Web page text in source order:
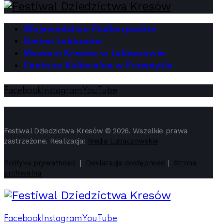
Województwo Podkarpackie
Gmina Lubaczów
Muzeum Kresów w Lubaczowie
Centrum Kulturalne w Przemyślu
Facebook Instagram YouTube
Festiwal Dziedzictwa Kresów © 2026. Wszelkie prawa
zastrzeżone. Realizacja: Media Lubaczowskie
Polityka prywatności | Deklaracja dostępności | Strona
archiwalna
Facebook Instagram YouTube